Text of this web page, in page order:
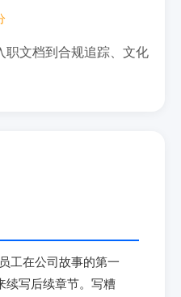
职文档到合规追踪、文化
在公司故事的第一
续写后续章节。写糟